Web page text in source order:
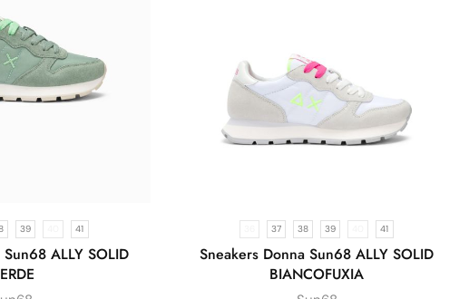
39 41
ALLY SOLID
37 38 39 41
Sneakers Donna Sun68 ALLY SOLID
BIANCOFUXIA